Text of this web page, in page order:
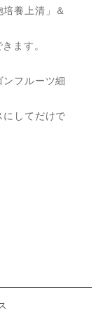
養上清」＆
ます。
フルーツ細
にしてだけで